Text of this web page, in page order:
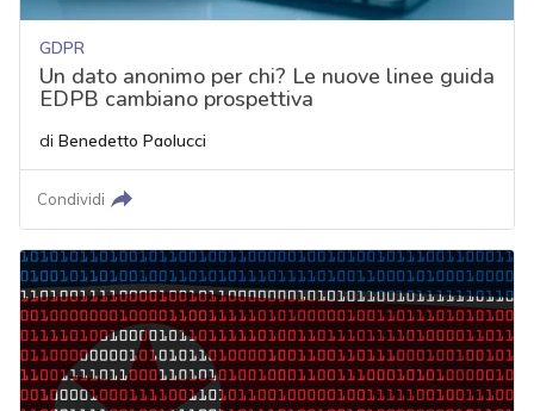
GDPR
Un dato anonimo per chi? Le nuove linee guida
EDPB cambiano prospettiva
di Benedetto Paolucci
Condividi